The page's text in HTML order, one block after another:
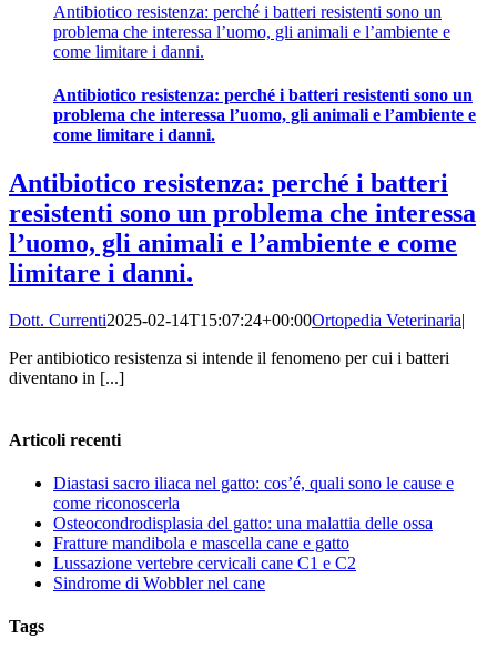
Antibiotico resistenza: perché i batteri resistenti sono un
problema che interessa l’uomo, gli animali e l’ambiente e
come limitare i danni.
Antibiotico resistenza: perché i batteri resistenti sono un
problema che interessa l’uomo, gli animali e l’ambiente e
come limitare i danni.
Antibiotico resistenza: perché i batteri
resistenti sono un problema che interessa
l’uomo, gli animali e l’ambiente e come
limitare i danni.
Dott. Currenti2025-02-14T15:07:24+00:00Ortopedia Veterinaria|
Per antibiotico resistenza si intende il fenomeno per cui i batteri
diventano in [...]
Articoli recenti
Diastasi sacro iliaca nel gatto: cos’é, quali sono le cause e
come riconoscerla
Osteocondrodisplasia del gatto: una malattia delle ossa
Fratture mandibola e mascella cane e gatto
Lussazione vertebre cervicali cane C1 e C2
Sindrome di Wobbler nel cane
Tags